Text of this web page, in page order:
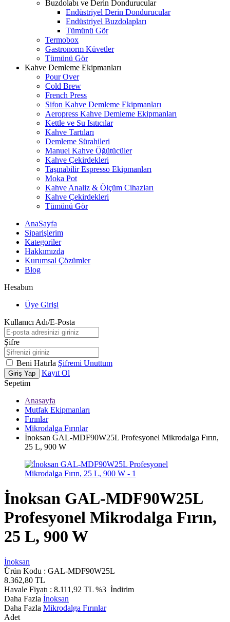
Buzdolabı ve Derin Dondurucular
Endüstriyel Derin Dondurucular
Endüstriyel Buzdolapları
Tümünü Gör
Termobox
Gastronorm Küvetler
Tümünü Gör
Kahve Demleme Ekipmanları
Pour Over
Cold Brew
French Press
Sifon Kahve Demleme Ekipmanları
Aeropress Kahve Demleme Ekipmanları
Kettle ve Su Isıtıcılar
Kahve Tartıları
Demleme Sürahileri
Manuel Kahve Öğütücüler
Kahve Çekirdekleri
Taşınabilir Espresso Ekipmanları
Moka Pot
Kahve Analiz & Ölçüm Cihazları
Kahve Çekirdekleri
Tümünü Gör
AnaSayfa
Siparişlerim
Kategoriler
Hakkımızda
Kurumsal Çözümler
Blog
Hesabım
Üye Girişi
Kullanıcı Adı/E-Posta
Şifre
Beni Hatırla Şifremi Unuttum
Giriş Yap
Kayıt Ol
Sepetim
Anasayfa
Mutfak Ekipmanları
Fırınlar
Mikrodalga Fırınlar
İnoksan GAL-MDF90W25L Profesyonel Mikrodalga Fırın,
25 L, 900 W
İnoksan GAL-MDF90W25L
Profesyonel Mikrodalga Fırın,
25 L, 900 W
İnoksan
Ürün Kodu : GAL-MDF90W25L
8.362,80 TL
Havale Fiyatı : 8.111,92 TL %3 İndirim
Daha Fazla İnoksan
Daha Fazla Mikrodalga Fırınlar
Adet